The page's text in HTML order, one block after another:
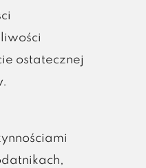
ostatecznej